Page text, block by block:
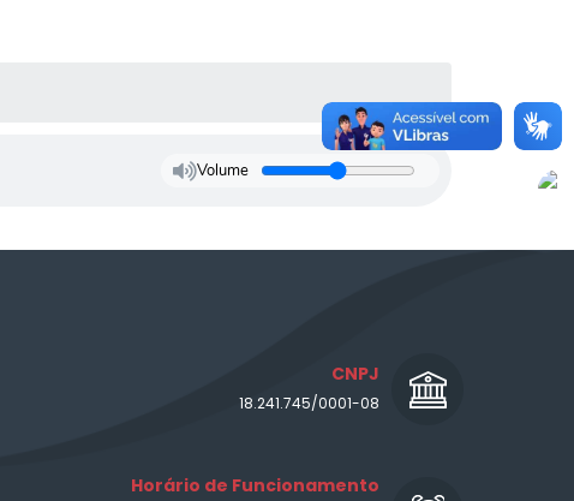
Volume
CNPJ
18.241.745/0001-08
Horário de Funcionamento